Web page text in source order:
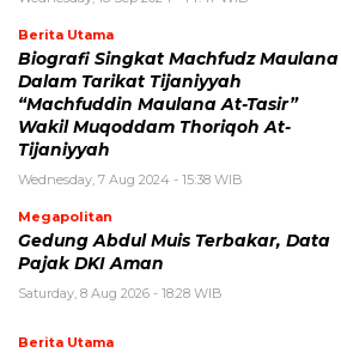
Berita Utama
Biografi Singkat Machfudz Maulana
Dalam Tarikat Tijaniyyah
“Machfuddin Maulana At-Tasir”
Wakil Muqoddam Thoriqoh At-
Tijaniyyah
Wednesday, 7 Aug 2024 - 15:38 WIB
Megapolitan
Gedung Abdul Muis Terbakar, Data
Pajak DKI Aman
Saturday, 8 Aug 2026 - 18:28 WIB
Berita Utama